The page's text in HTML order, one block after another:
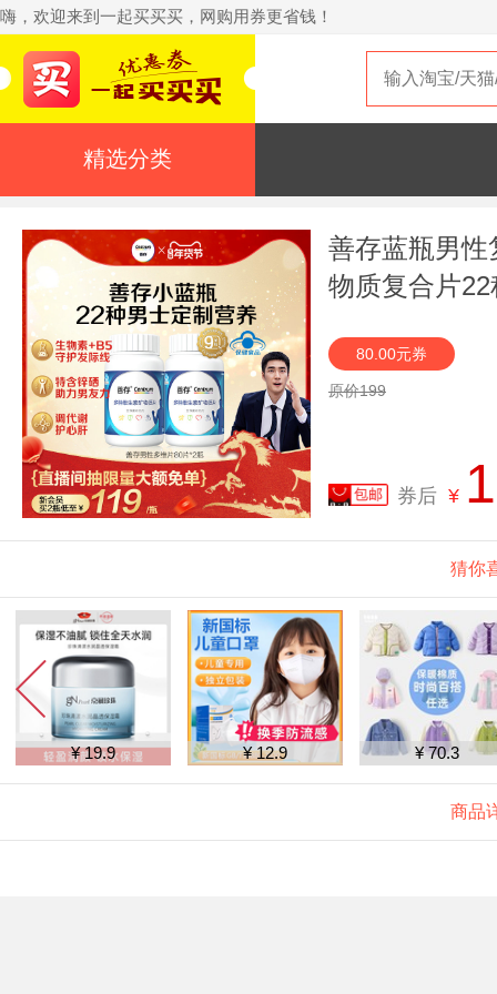
嗨，欢迎来到一起买买买，网购用券更省钱！
精选分类
善存蓝瓶男性
物质复合片
80.00元券
原价199
券后 ¥
猜你
¥ 19.9 ¥ 12.9 ¥ 70.3
商品